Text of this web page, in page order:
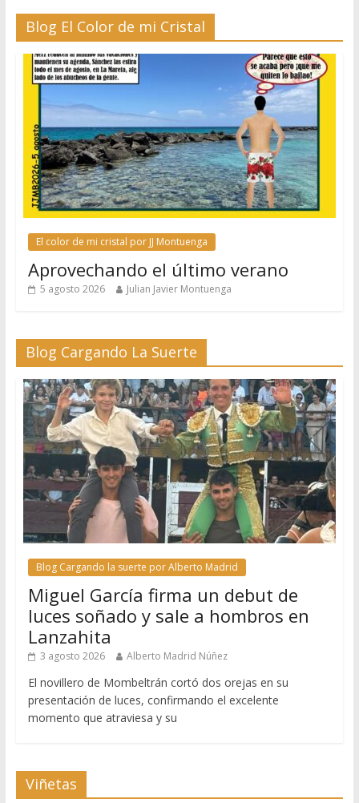
Blog El Color de mi Cristal
El color de mi cristal por JJ Montuenga
Aprovechando el último verano
5 agosto 2026 Julian Javier Montuenga
Blog Cargando La Suerte
Blog Cargando la suerte por Alberto Madrid
Miguel García firma un debut de
luces soñado y sale a hombros en
Lanzahita
3 agosto 2026 Alberto Madrid Núñez
El novillero de Mombeltrán cortó dos orejas en su
presentación de luces, confirmando el excelente
momento que atraviesa y su
Viñetas